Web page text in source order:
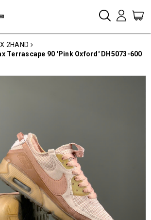
2HAND
Terrascape 90 'Pink Oxford' DH5073-600